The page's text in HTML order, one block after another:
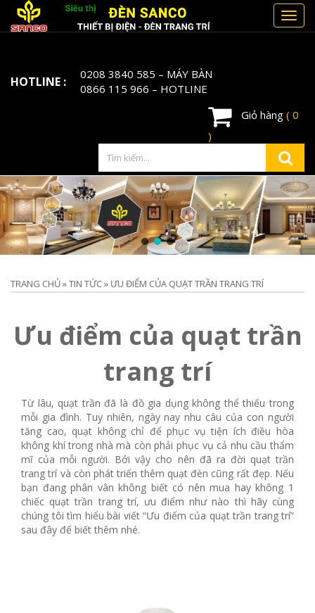
HOTLINE : 0208 3840 585 – MÁY BÀN
0866 115 966 – HOTLINE
Giỏ hàng ( 0
)
TRANG CHỦ»TIN TỨC» ƯU ĐIỂM CỦA QUẠT TRẦN TRANG TRÍ
Ưu điểm của quạt trần
trang trí
Từ lâu, quạt trần đã là đồ gia dụng không thể thiếu trong
mỗi gia đình. Tuy nhiên, ngày nay nhu câu của con người
tăng cao, quạt không chỉ để phục vụ tiện ích điều hòa
không khí trong nhà mà còn phải phục vụ cả nhu cầu thẩm
mĩ của mỗi người. Bởi vậy cho nên đã ra đời quạt trần
trang trí và còn phát triển thêm quạt đèn cũng rất đẹp. Nếu
bạn đang phân vân không biết có nên mua hay không 1
chiếc quạt trần trang trí, ưu điểm như nào thì hãy cùng
chúng tôi tìm hiểu bài viết “Ưu điểm của quạt trần trang trí”
sau đây để biết thêm nhé.